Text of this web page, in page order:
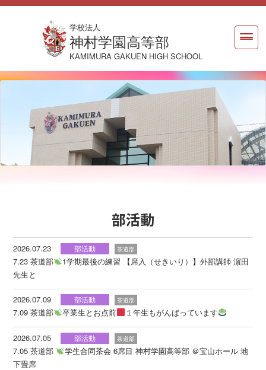
学校法人
神村学園高等部
KAMIMURA GAKUEN HIGH SCHOOL
部活動
2026.07.23 部活動 茶道部
7.23 茶道部
1学期最後の練習 【席入（せきいり）】外部講師 濵田
先生と
2026.07.09 部活動 茶道部
7.09 茶道部 卒業生とお点前 １年生もがんばっています
2026.07.05 部活動 茶道部
7.05 茶道部
学生合同茶会 6席目 神村学園高等部 ＠宝山ホール 地
下畳席